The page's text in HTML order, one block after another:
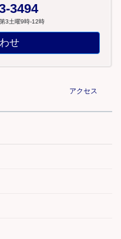
3494
3土曜9時-12時
せ
アクセス